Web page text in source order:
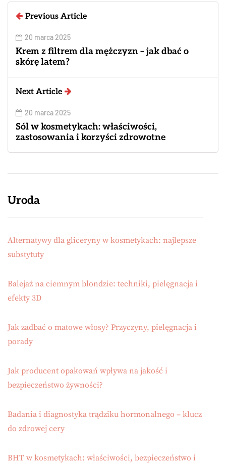
Previous Article
20 marca 2025
Krem z filtrem dla mężczyzn – jak dbać o
skórę latem?
Next Article
20 marca 2025
Sól w kosmetykach: właściwości,
zastosowania i korzyści zdrowotne
Uroda
Alternatywy dla gliceryny w kosmetykach: najlepsze
substytuty
Balejaż na ciemnym blondzie: techniki, pielęgnacja i
efekty 3D
Jak zadbać o matowe włosy? Przyczyny, pielęgnacja i
porady
Jak producent opakowań wpływa na jakość i
bezpieczeństwo żywności?
Badania i diagnostyka trądziku hormonalnego – klucz
do zdrowej cery
BHT w kosmetykach: właściwości, bezpieczeństwo i